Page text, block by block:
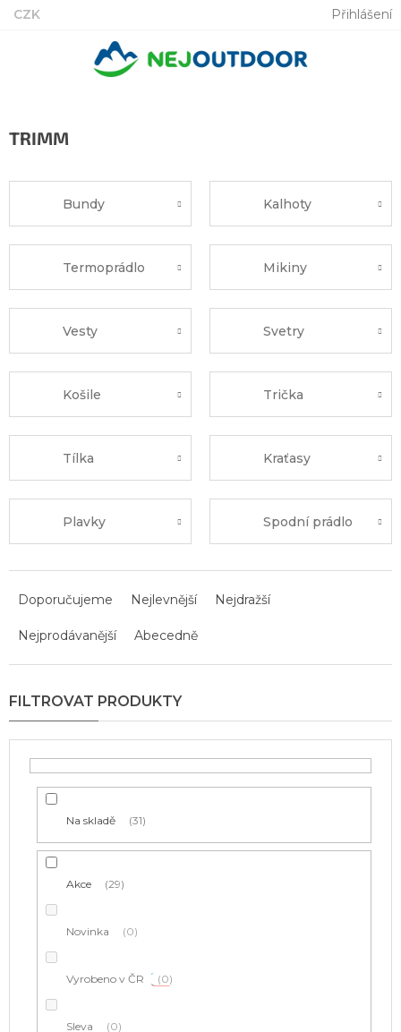
Přejít
CZK Přihlášení
TRIMM
Bundy Kalhoty
Termoprádlo Mikiny
Vesty Svetry
Košile Trička
Tílka Kraťasy
Plavky Spodní prádlo
n
p
r
o
Doporučujeme Nejlevnější Nejdražší
Nejprodávanější Abecedně
Na skladě 31
Akce 29
Novinka 0
Vyrobeno v ČR 0
Sleva 0